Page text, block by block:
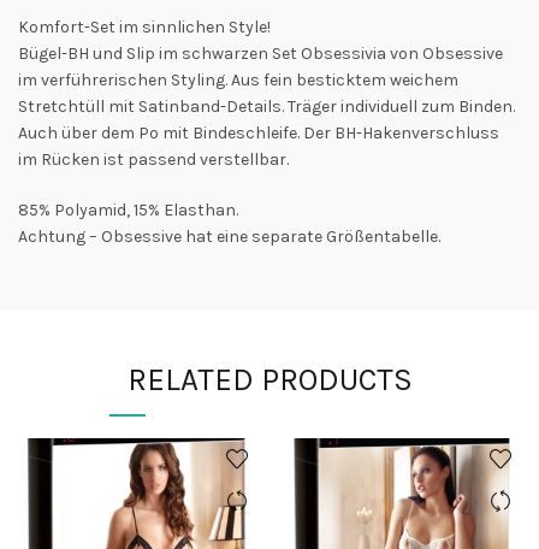
Komfort-Set im sinnlichen Style!
Bügel-BH und Slip im schwarzen Set Obsessivia von Obsessive
im verführerischen Styling. Aus fein besticktem weichem
Stretchtüll mit Satinband-Details. Träger individuell zum Binden.
Auch über dem Po mit Bindeschleife. Der BH-Hakenverschluss
im Rücken ist passend verstellbar.
85% Polyamid, 15% Elasthan.
Achtung – Obsessive hat eine separate Größentabelle.
RELATED PRODUCTS